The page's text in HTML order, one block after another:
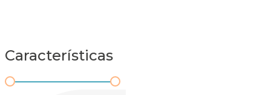
Características